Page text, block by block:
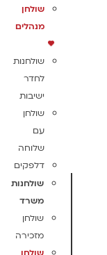
שולחן
מנהלים
שולחנות
לחדר
ישיבות
שולחן
עם
שלוחה
דלפקים
שולחנות
משרד
שולחן
מזכירה